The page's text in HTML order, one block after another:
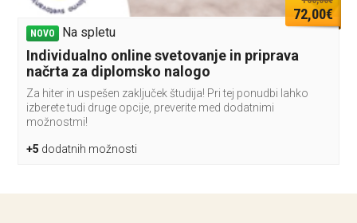
72,00€
NOVO Na spletu
Individualno online svetovanje in priprava
načrta za diplomsko nalogo
Za hiter in uspešen zaključek študija! Pri tej ponudbi lahko
izberete tudi druge opcije, preverite med dodatnimi
možnostmi!
+5 dodatnih možnosti